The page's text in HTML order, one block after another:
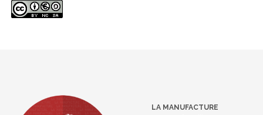
LA MANUFACTURE